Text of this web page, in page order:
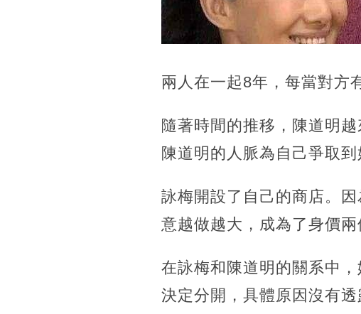
兩人在一起8年，每當對方
隨著時間的推移，陳道明
陳道明的人脈為自己爭取到
詠梅開設了自己的商店。
意越做越大，成為了身價兩
在詠梅和陳道明的關系中
決定分開，具體原因沒有透